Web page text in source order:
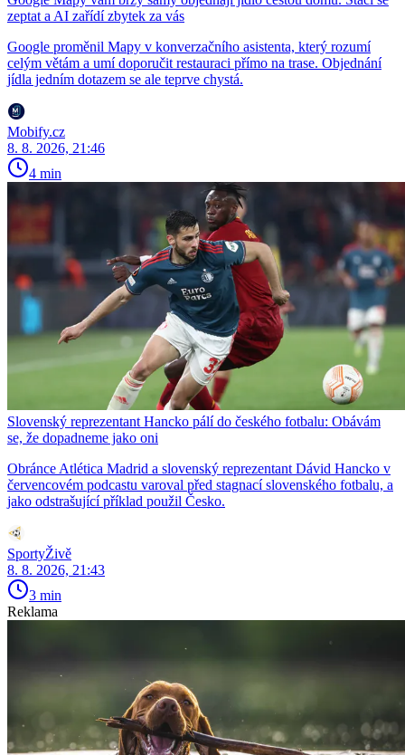
zeptat a AI zařídí zbytek za vás
Google proměnil Mapy v konverzačního asistenta, který rozumí
celým větám a umí doporučit restauraci přímo na trase. Objednání
jídla jedním dotazem se ale teprve chystá.
Mobify.cz
8. 8. 2026, 21:46
4 min
Slovenský reprezentant Hancko pálí do českého fotbalu: Obávám
se, že dopadneme jako oni
Obránce Atlética Madrid a slovenský reprezentant Dávid Hancko v
červencovém podcastu varoval před stagnací slovenského fotbalu, a
jako odstrašující příklad použil Česko.
SportyŽivě
8. 8. 2026, 21:43
3 min
Reklama